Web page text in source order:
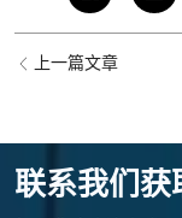
上一篇文章
联系我们获